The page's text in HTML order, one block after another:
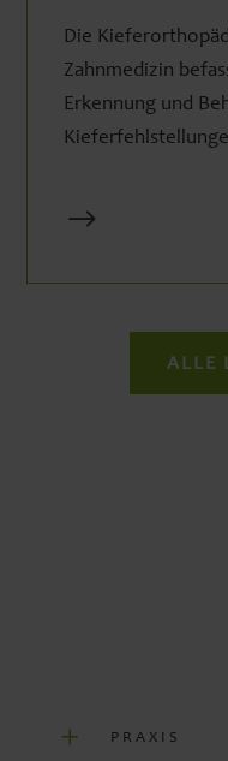
Die
Zahnmedizin
Erkennung und
$
ALLE
L PRAXIS